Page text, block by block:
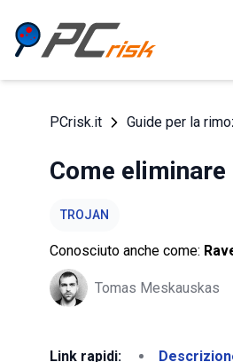
PCrisk.it Guide per la
Come
TROJAN
Conosciuto anche come:
Tomas Meskauskas
Link rapidi: